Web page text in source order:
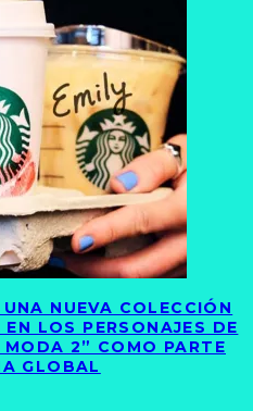
NUEVA COLECCIÓN
LOS PERSONAJES DE
2” COMO PARTE
GLOBAL